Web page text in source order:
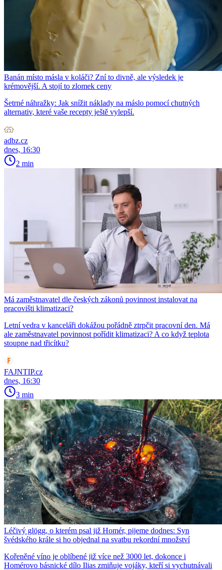
Banán místo másla v koláči? Zní to divně, ale výsledek je
krémovější. A stojí to zlomek ceny
Šetrné náhražky: Jak snížit náklady na máslo pomocí chutných
alternativ, které vaše recepty ještě vylepší.
adbz.cz
dnes, 16:30
2 min
Má zaměstnavatel dle českých zákonů povinnost instalovat na
pracovišti klimatizaci?
Letní vedra v kanceláři dokážou pořádně ztrpčit pracovní den. Má
ale zaměstnavatel povinnost pořídit klimatizaci? A co když teplota
stoupne nad třicítku?
FAJNTIP.cz
dnes, 16:30
3 min
Léčivý glögg, o kterém psal již Homér, pijeme dodnes: Syn
švédského krále si ho objednal na svatbu rekordní množství
Kořeněné víno je oblíbené již více než 3000 let, dokonce i
Homérovo básnické dílo Ilias zmiňuje vojáky, kteří si vychutnávali